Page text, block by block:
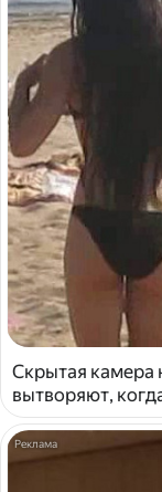
Скрытая
вытворяют,